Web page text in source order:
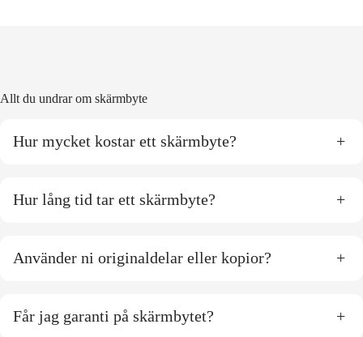
Allt du undrar om skärmbyte
Hur mycket kostar ett skärmbyte? +
Hur lång tid tar ett skärmbyte? +
Använder ni originaldelar eller kopior? +
Får jag garanti på skärmbytet? +